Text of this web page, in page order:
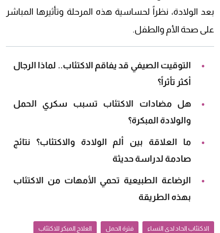
بعد الولادة، نظراً لحساسية هذه المرحلة وتأثيرها المباشر
على صحة الأم والطفل.
التوقيت الصيفي قد يفاقم الاكتئاب.. لماذا الرجال
أكثر تأثراً؟
هل مضادات الاكتئاب تسبب سكري الحمل
والولادة المبكرة؟
ما العلاقة بين ألم الولادة والاكتئاب؟ نتائج
صادمة لدراسة حديثة
الرضاعة الطبيعية تحمي الأمهات من الاكتئاب
بهذه الطريقة
الاكتئاب الحاد لدى النساء فترة الحمل العلاج المبكر للاكتئاب